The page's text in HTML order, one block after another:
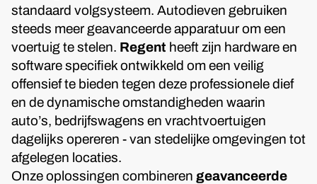
standaard volgsysteem. Autodieven gebruiken
steeds meer geavanceerde apparatuur om een
voertuig te stelen. Regent heeft zijn hardware en
software specifiek ontwikkeld om een veilig
offensief te bieden tegen deze professionele dief
en de dynamische omstandigheden waarin
auto’s, bedrijfswagens en vrachtvoertuigen
dagelijks opereren - van stedelijke omgevingen tot
afgelegen locaties.
Onze oplossingen combineren geavanceerde